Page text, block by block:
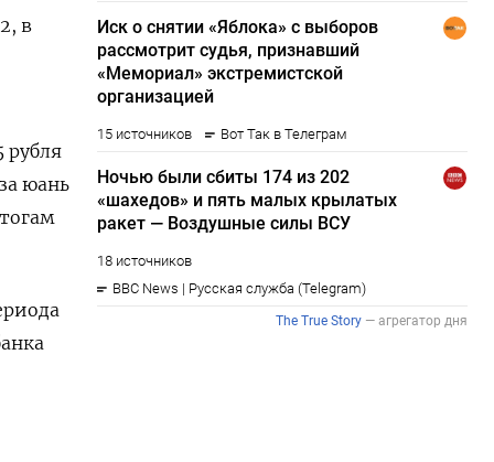
в
рубля
юань